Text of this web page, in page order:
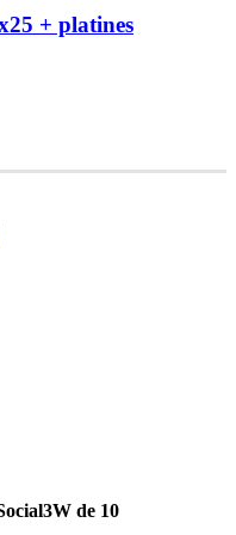
+ platines
de 10